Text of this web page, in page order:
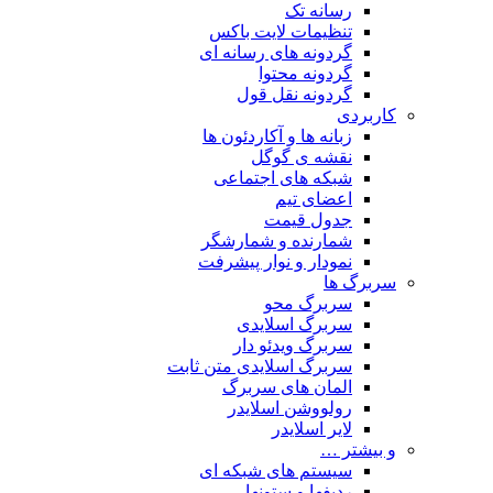
رسانه تک
تنظیمات لایت باکس
گردونه های رسانه ای
گردونه محتوا
گردونه نقل قول
کاربردی
زبانه ها و آکاردئون ها
نقشه ی گوگل
شبکه های اجتماعی
اعضای تیم
جدول قیمت
شمارنده و شمارشگر
نمودار و نوار پیشرفت
سربرگ ها
سربرگ محو
سربرگ اسلایدی
سربرگ ویدئو دار
سربرگ اسلایدی متن ثابت
المان های سربرگ
رولووشن اسلایدر
لایر اسلایدر
و بیشتر …
سیستم های شبکه ای